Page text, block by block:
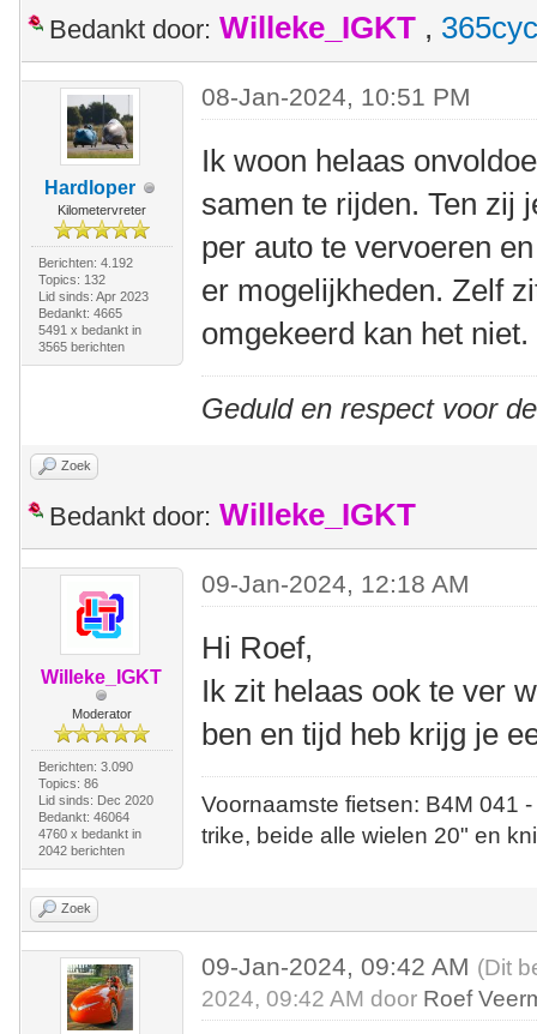
Bedankt door: Willeke_IGKT ,
Hardloper
Kilometervreter
Berichten: 4.192
Topics: 132
Lid sinds: Apr 2023
Bedankt: 4665
5491 x bedankt in
3565 berichten
08-Jan-2024, 10:51 PM
Ik woon helaas
samen te rijden. Ten zij
per auto te vervoeren
er mogelijkheden. Zelf
omgekeerd kan het niet.
Geduld en respect voor
Zoek
Bedankt door: Willeke_IGKT
Willeke_IGKT
Moderator
Berichten: 3.090
Topics: 86
Lid sinds: Dec 2020
Bedankt: 46064
4760 x bedankt in
2042 berichten
09-Jan-2024, 12:18 AM
Hi Roef,
Ik zit helaas ook te ver
ben en tijd heb krijg je
Voornaamste fietsen: B4M
trike, beide alle wielen 20" en
Zoek
09-Jan-2024, 09:42 AM (Dit
2024, 09:42 AM door Roef